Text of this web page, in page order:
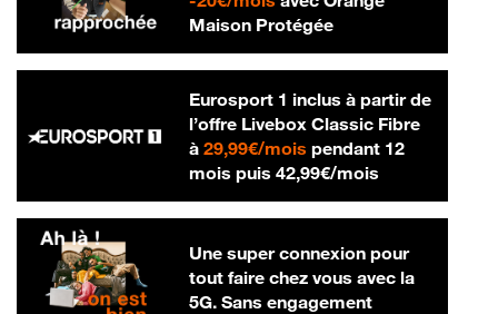
Maison Protégée
Eurosport 1 inclus à partir de
l’offre Livebox Classic Fibre
à 29,99€/mois29,99 € par mois
pendant 12
mois puis 42,99€/mois42,99 € par
Une super connexion pour
tout faire chez vous avec la
5G. Sans engagement